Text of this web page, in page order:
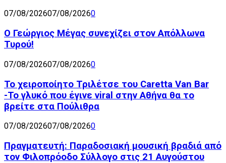
07/08/202607/08/20260
Ο Γεώργιος Μέγας συνεχίζει στον Απόλλωνα
Τυρού!
07/08/202607/08/20260
Το χειροποίητο Τριλέτσε του Caretta Van Bar
-Το γλυκό που έγινε viral στην Αθήνα θα το
βρείτε στα Πούλιθρα
07/08/202607/08/20260
Πραγματευτή: Παραδοσιακή μουσική βραδιά από
τον Φιλοπρόοδο Σύλλογο στις 21 Αυγούστου